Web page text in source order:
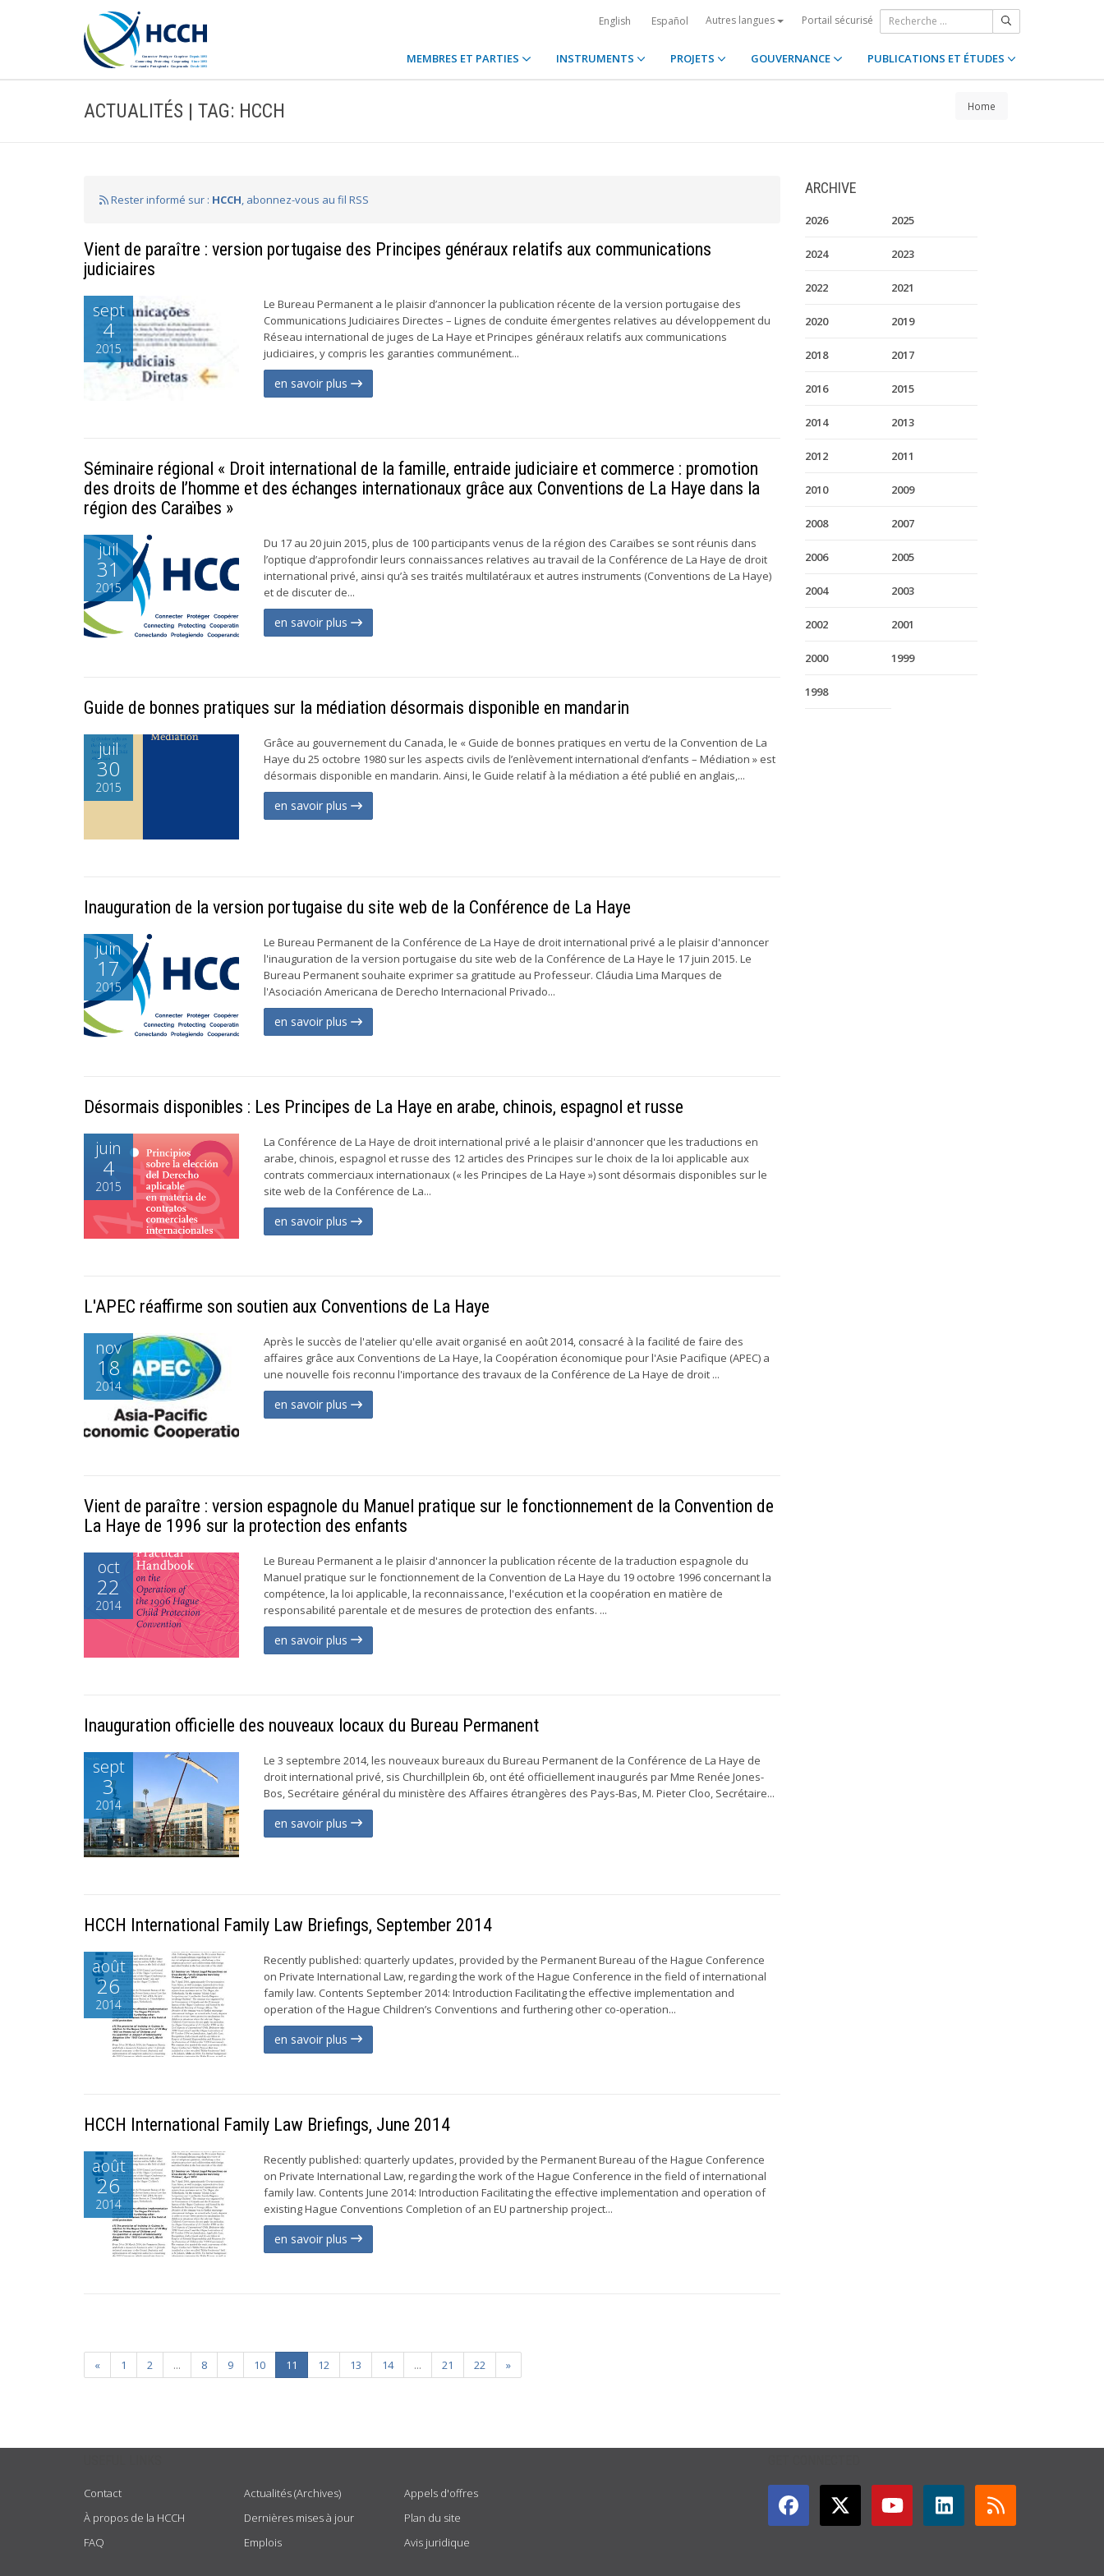
English Español Autres langues Portail sécurisé
MEMBRES ET PARTIES INSTRUMENTS PROJETS GOUVERNANCE PUBLICATIONS ET ÉTUDES
ACTUALITÉS | TAG: HCCH Home
Rester informé sur : HCCH, abonnez-vous au fil RSS
Vient de paraître : version portugaise des Principes généraux relatifs aux communications
judiciaires
sept
4
2015
Le Bureau Permanent a le plaisir d’annoncer la publication récente de la version portugaise des
Communications Judiciaires Directes – Lignes de conduite émergentes relatives au développement du
Réseau international de juges de La Haye et Principes généraux relatifs aux communications
judiciaires, y compris les garanties communément...
en savoir plus
Séminaire régional « Droit international de la famille, entraide judiciaire et commerce : promotion
des droits de l’homme et des échanges internationaux grâce aux Conventions de La Haye dans la
région des Caraïbes »
juil
31
2015
Du 17 au 20 juin 2015, plus de 100 participants venus de la région des Caraïbes se sont réunis dans
l’optique d’approfondir leurs connaissances relatives au travail de la Conférence de La Haye de droit
international privé, ainsi qu’à ses traités multilatéraux et autres instruments (Conventions de La Haye)
et de discuter de...
en savoir plus
Guide de bonnes pratiques sur la médiation désormais disponible en mandarin
juil
30
2015
Grâce au gouvernement du Canada, le « Guide de bonnes pratiques en vertu de la Convention de La
Haye du 25 octobre 1980 sur les aspects civils de l’enlèvement international d’enfants – Médiation » est
désormais disponible en mandarin. Ainsi, le Guide relatif à la médiation a été publié en anglais,...
en savoir plus
Inauguration de la version portugaise du site web de la Conférence de La Haye
juin
17
2015
Le Bureau Permanent de la Conférence de La Haye de droit international privé a le plaisir d'annoncer
l'inauguration de la version portugaise du site web de la Conférence de La Haye le 17 juin 2015. Le
Bureau Permanent souhaite exprimer sa gratitude au Professeur. Cláudia Lima Marques de
l'Asociación Americana de Derecho Internacional Privado...
en savoir plus
Désormais disponibles : Les Principes de La Haye en arabe, chinois, espagnol et russe
juin
4
2015
La Conférence de La Haye de droit international privé a le plaisir d'annoncer que les traductions en
arabe, chinois, espagnol et russe des 12 articles des Principes sur le choix de la loi applicable aux
contrats commerciaux internationaux (« les Principes de La Haye ») sont désormais disponibles sur le
site web de la Conférence de La...
en savoir plus
L'APEC réaffirme son soutien aux Conventions de La Haye
nov
18
2014
Après le succès de l'atelier qu'elle avait organisé en août 2014, consacré à la facilité de faire des
affaires grâce aux Conventions de La Haye, la Coopération économique pour l'Asie Pacifique (APEC) a
une nouvelle fois reconnu l'importance des travaux de la Conférence de La Haye de droit ...
en savoir plus
Vient de paraître : version espagnole du Manuel pratique sur le fonctionnement de la Convention de
La Haye de 1996 sur la protection des enfants
oct
22
2014
Le Bureau Permanent a le plaisir d'annoncer la publication récente de la traduction espagnole du
Manuel pratique sur le fonctionnement de la Convention de La Haye du 19 octobre 1996 concernant la
compétence, la loi applicable, la reconnaissance, l'exécution et la coopération en matière de
responsabilité parentale et de mesures de protection des enfants. ...
en savoir plus
Inauguration officielle des nouveaux locaux du Bureau Permanent
sept
3
2014
Le 3 septembre 2014, les nouveaux bureaux du Bureau Permanent de la Conférence de La Haye de
droit international privé, sis Churchillplein 6b, ont été officiellement inaugurés par Mme Renée Jones-
Bos, Secrétaire général du ministère des Affaires étrangères des Pays-Bas, M. Pieter Cloo, Secrétaire...
en savoir plus
HCCH International Family Law Briefings, September 2014
août
26
2014
Recently published: quarterly updates, provided by the Permanent Bureau of the Hague Conference
on Private International Law, regarding the work of the Hague Conference in the field of international
family law. Contents September 2014: Introduction Facilitating the effective implementation and
operation of the Hague Children’s Conventions and furthering other co-operation...
en savoir plus
HCCH International Family Law Briefings, June 2014
août
26
2014
Recently published: quarterly updates, provided by the Permanent Bureau of the Hague Conference
on Private International Law, regarding the work of the Hague Conference in the field of international
family law. Contents June 2014: Introduction Facilitating the effective implementation and operation of
existing Hague Conventions Completion of an EU partnership project...
en savoir plus
« 1 2 ... 8 9 10 11 12 13 14 ... 21 22 »
ARCHIVE
2026 2025
2024 2023
2022 2021
2020 2019
2018 2017
2016 2015
2014 2013
2012 2011
2010 2009
2008 2007
2006 2005
2004 2003
2002 2001
2000 1999
1998
Contact
À propos de la HCCH
FAQ
Actualités (Archives)
Dernières mises à jour
Emplois
Appels d'offres
Plan du site
Avis juridique